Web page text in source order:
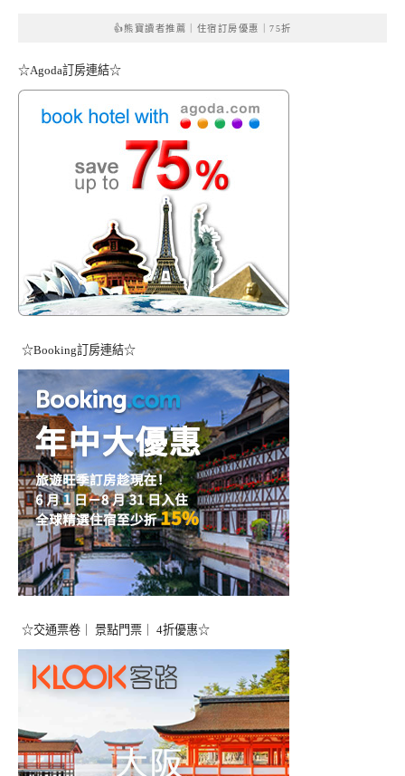
👍熊寶讀者推薦｜住宿訂房優惠｜75折
☆Agoda訂房連結☆
☆Booking訂房連結☆
☆交通票卷｜ 景點門票｜ 4折優惠☆